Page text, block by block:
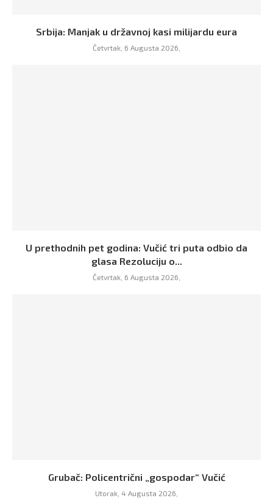
Srbija: Manjak u državnoj kasi milijardu eura
Četvrtak, 6 Augusta 2026,
U prethodnih pet godina: Vučić tri puta odbio da
glasa Rezoluciju o...
Četvrtak, 6 Augusta 2026,
Grubač: Policentrični „gospodar“ Vučić
Utorak, 4 Augusta 2026,